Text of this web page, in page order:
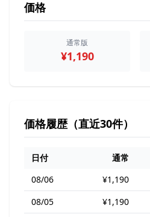
価格
通常版
¥1,190
価格履歴（直近30件）
日付 通常
08/06
¥1,190
08/05
¥1,190